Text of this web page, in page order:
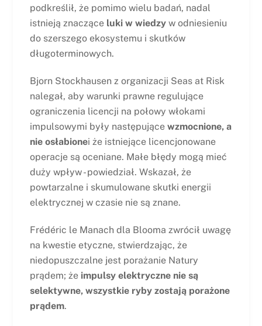
podkreślił, że pomimo wielu badań, nadal
istnieją znacząceluki w wiedzyw odniesieniu
do szerszego ekosystemu i skutków
długoterminowych.
Bjorn Stockhausen z organizacji Seas at Risk
nalegał, aby warunki prawne regulujące
ograniczenia licencji na połowy włokami
impulsowymi były następującewzmocnione, a
nie osłabionei że istniejące licencjonowane
operacje są oceniane. Małe błędy mogą mieć
duży wpływ - powiedział. Wskazał, że
powtarzalne i skumulowane skutki energii
elektrycznej w czasie nie są znane.
Frédéric le Manach dla Blooma zwrócił uwagę
na kwestie etyczne, stwierdzając, że
niedopuszczalne jest porażanie Natury
prądem; że impulsy elektryczne nie są
selektywne, wszystkie ryby zostają porażone
prądem.